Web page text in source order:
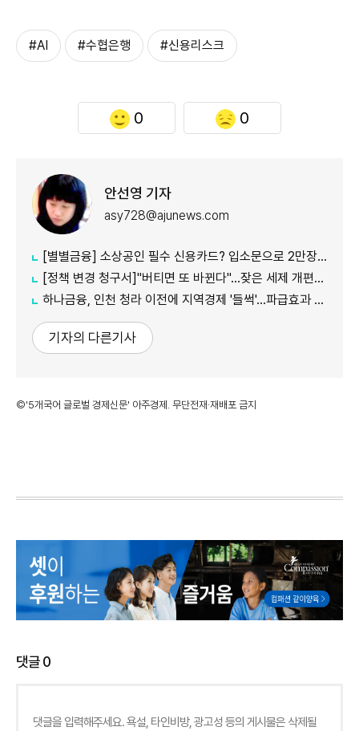
#AI #수협은행 #신용리스크
0 0
안선영 기자
asy728@ajunews.com
[별별금융] 소상공인 필수 신용카드? 입소문으로 2만장 발급
[정책 변경 청구서]"버티면 또 바뀐다"…잦은 세제 개편이 키운 '학습 효과'
하나금융, 인천 청라 이전에 지역경제 '들썩'…파급효과 3.4조 기대
기자의 다른기사
©'5개국어 글로벌 경제신문' 아주경제. 무단전재·재배포 금지
댓글0